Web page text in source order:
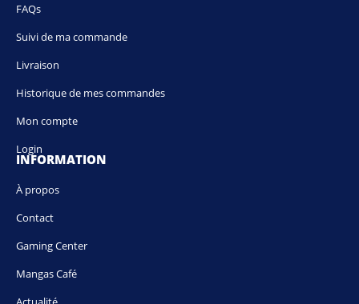
FAQs
Suivi de ma commande
Livraison
Historique de mes commandes
Mon compte
Login
INFORMATION
À propos
Contact
Gaming Center
Mangas Café